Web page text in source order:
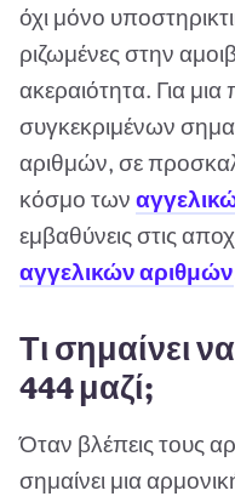
όχι μόνο
ριζωμένες στην
ακεραιότητα. Για
συγκεκριμένων
αριθμών, σε
κόσμο των
εμβαθύνεις στις
αγγελικών αριθμών
Τι σημαίνει
444 μαζί;
Όταν βλέπεις τους
σημαίνει μια